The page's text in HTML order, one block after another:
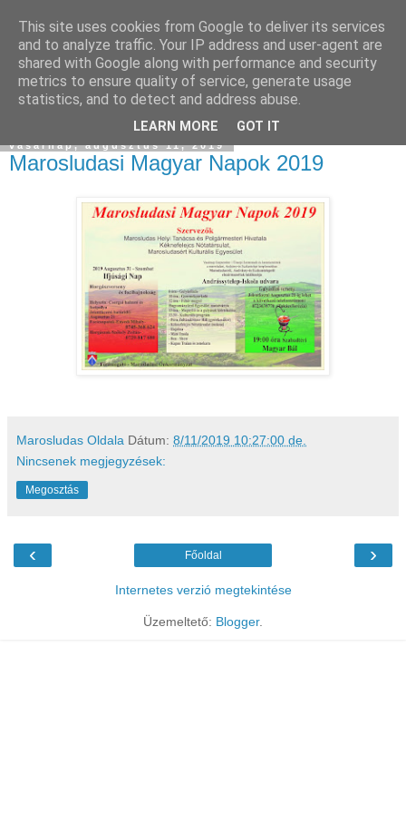
vasárnap, augusztus 11, 2019
Marosludasi Magyar Napok 2019
Marosludas Oldala Dátum: 8/11/2019 10:27:00 de.
Nincsenek megjegyzések:
Megosztás
‹ ›
Főoldal
Internetes verzió megtekintése
Üzemeltető: Blogger.
This site uses cookies from Google to deliver its services
and to analyze traffic. Your IP address and user-agent are
shared with Google along with performance and security
metrics to ensure quality of service, generate usage
statistics, and to detect and address abuse.
LEARN MORE GOT IT